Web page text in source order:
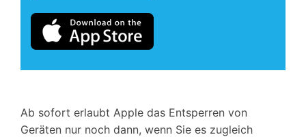
Ab sofort erlaubt Apple das Entsperren von
Geräten nur noch dann, wenn Sie es zugleich